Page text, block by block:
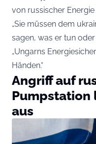
von russischer Energie
„Sie müssen dem
sagen, was er tun oder
„Ungarns
Händen.“
Angriff auf
Pumpstation
aus